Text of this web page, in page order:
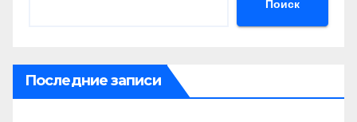
Поиск
Последние записи